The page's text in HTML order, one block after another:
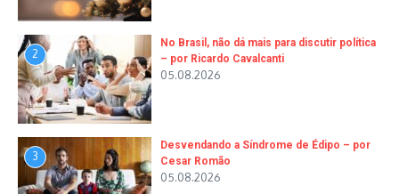
2
No Brasil, não dá mais para discutir política
– por Ricardo Cavalcanti
05.08.2026
3
Desvendando a Síndrome de Édipo – por
Cesar Romão
05.08.2026